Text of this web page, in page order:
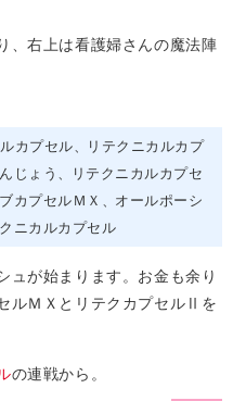
、右上は看護婦さんの魔法陣
カプセル
リテクニカルカプ
じょう
リテクニカルカプセ
カプセルＭＸ
オールポーシ
ニカルカプセル
ュが始まります。お金も余り
ルＭＸとリテクカプセルⅡを
の連戦から。